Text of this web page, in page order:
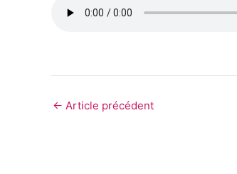
← Article précédent